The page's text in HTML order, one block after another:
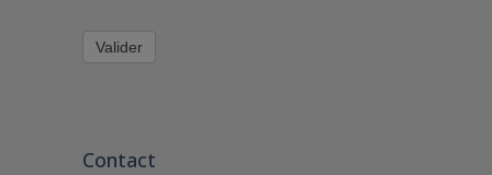
Valider
Contact